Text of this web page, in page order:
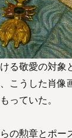
る敬愛の対象
こうした肖像
っていた。
の勲章とポー